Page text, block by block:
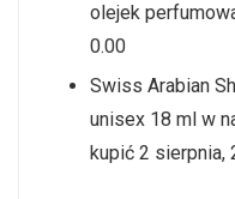
olejek
0.00
Swiss Arabian
unisex 18 ml w
kupić 2 sierpnia,